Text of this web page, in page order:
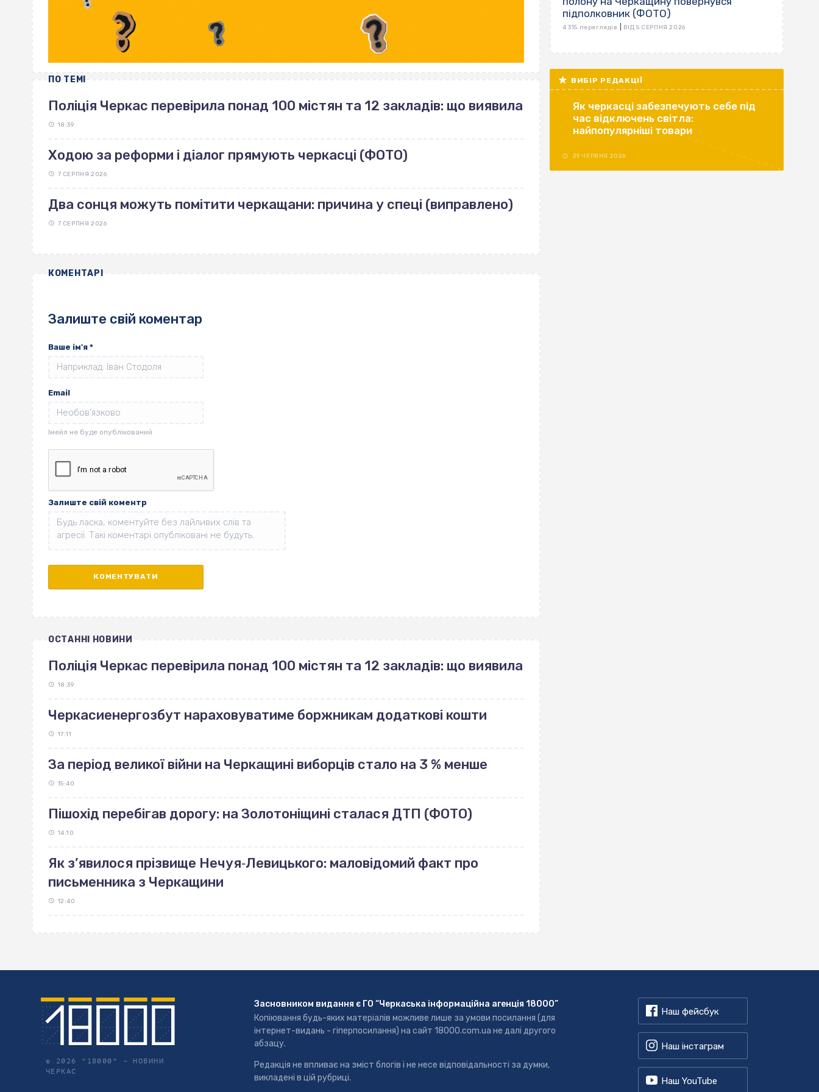
ПО ТЕМІ
Поліція Черкас перевірила понад 100 містян та 12 закладів: що виявила
18:39
Ходою за реформи і діалог прямують черкасці (ФОТО)
7 СЕРПНЯ 2026
Два сонця можуть помітити черкащани: причина у спеці (виправлено)
7 СЕРПНЯ 2026
КОМЕНТАРІ
Залиште свій коментар
Ваше ім'я *
Email
Залиште свій коментр
ОСТАННІ НОВИНИ
Поліція Черкас перевірила понад 100 містян та 12 закладів: що виявила
18:39
Черкасиенергозбут нараховуватиме боржникам додаткові кошти
17:11
За період великої війни на Черкащині виборців стало на 3 % менше
15:40
Пішохід перебігав дорогу: на Золотоніщині сталася ДТП (ФОТО)
14:10
Як з’явилося прізвище Нечуя‐Левицького: маловідомий факт про
письменника з Черкащини
12:40
підполковник (ФОТО)
4 315 переглядів ВІД 5 СЕРПНЯ 2026
ВИБІР РЕДАКЦІЇ
Як черкасці забезпечують себе під
час відключень світла:
найпопулярніші товари
29 ЧЕРВНЯ 2026
© 2026 "18000" –НОВИНИ
ЧЕРКАС
Засновником видання є ГО “Черкаська інформаційна агенція 18000”
Копіювання будь-яких матеріалів можливе лише за умови посилання (для
інтернет-видань - гіперпосилання) на сайт 18000.com.ua не далі другого
абзацу.
Редакція не впливає на зміст блогів і не несе відповідальності за думки,
викладені в цій рубриці.
Наш фейсбук
Наш інстаграм
Наш YouTube